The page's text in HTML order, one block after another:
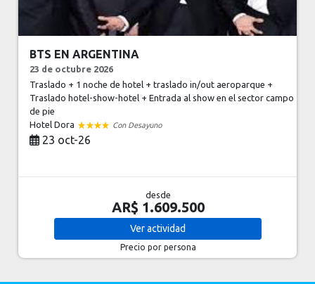
BTS EN ARGENTINA
23 de octubre 2026
Traslado + 1 noche de hotel + traslado in/out aeroparque +
Traslado hotel-show-hotel + Entrada al show en el sector campo
de pie
Hotel Dora
Con Desayuno
23 oct-26
desde
AR$ 1.609.500
Veractividad
Precio por persona